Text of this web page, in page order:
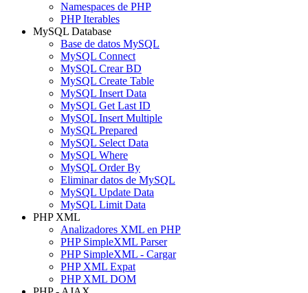
Namespaces de PHP
PHP Iterables
MySQL Database
Base de datos MySQL
MySQL Connect
MySQL Crear BD
MySQL Create Table
MySQL Insert Data
MySQL Get Last ID
MySQL Insert Multiple
MySQL Prepared
MySQL Select Data
MySQL Where
MySQL Order By
Eliminar datos de MySQL
MySQL Update Data
MySQL Limit Data
PHP XML
Analizadores XML en PHP
PHP SimpleXML Parser
PHP SimpleXML - Cargar
PHP XML Expat
PHP XML DOM